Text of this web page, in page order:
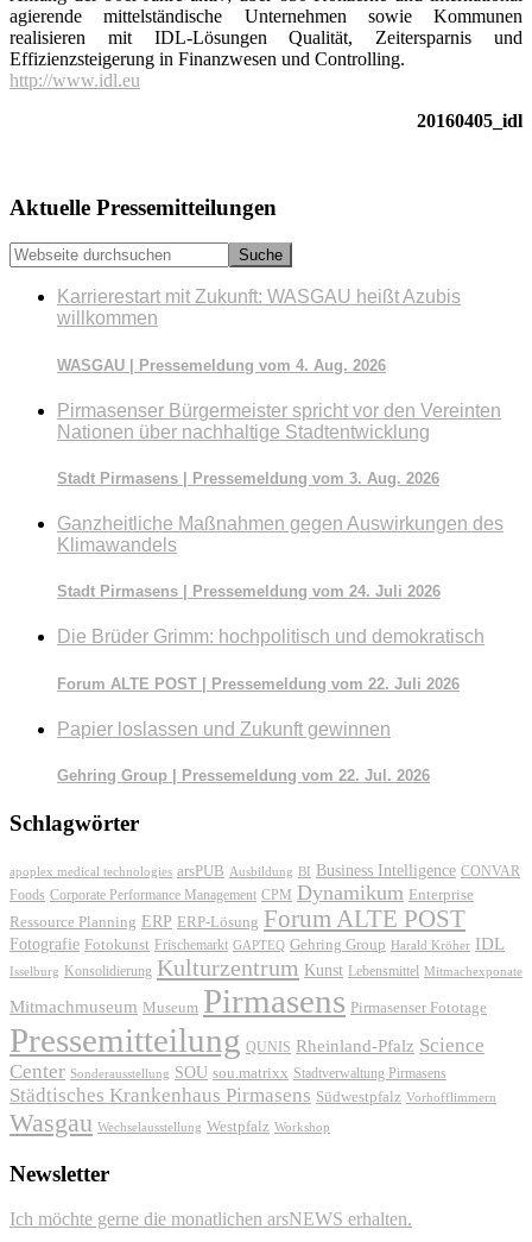
agierende mittelständische Unternehmen sowie Kommunen
realisieren mit IDL-Lösungen Qualität, Zeitersparnis und
Effizienzsteigerung in Finanzwesen und Controlling.
http://www.idl.eu
20160405_idl
Seitenspalte
Aktuelle Pressemitteilungen
Webseite
durchsuchen
Karrierestart mit Zukunft: WASGAU heißt Azubis
willkommen
WASGAU | Pressemeldung vom 4. Aug. 2026
Pirmasenser Bürgermeister spricht vor den Vereinten
Nationen über nachhaltige Stadtentwicklung
Stadt Pirmasens | Pressemeldung vom 3. Aug. 2026
Ganzheitliche Maßnahmen gegen Auswirkungen des
Klimawandels
Stadt Pirmasens | Pressemeldung vom 24. Juli 2026
Die Brüder Grimm: hochpolitisch und demokratisch
Forum ALTE POST | Pressemeldung vom 22. Juli 2026
Papier loslassen und Zukunft gewinnen
Gehring Group | Pressemeldung vom 22. Jul. 2026
Schlagwörter
apoplex medical technologies arsPUB Ausbildung BI Business Intelligence CONVAR
Foods Corporate Performance Management CPM Dynamikum Enterprise
Ressource Planning ERP ERP-Lösung Forum ALTE POST
Fotografie Fotokunst Frischemarkt GAPTEQ Gehring Group Harald Kröher IDL
Isselburg Konsolidierung Kulturzentrum Kunst Lebensmittel Mitmachexponate
Mitmachmuseum Museum Pirmasens Pirmasenser Fototage
Pressemitteilung QUNIS Rheinland-Pfalz Science
Center Sonderausstellung SOU sou.matrixx Stadtverwaltung Pirmasens
Städtisches Krankenhaus Pirmasens Südwestpfalz Vorhofflimmern
Wasgau Wechselausstellung Westpfalz Workshop
Newsletter
Ich möchte gerne die monatlichen arsNEWS erhalten.